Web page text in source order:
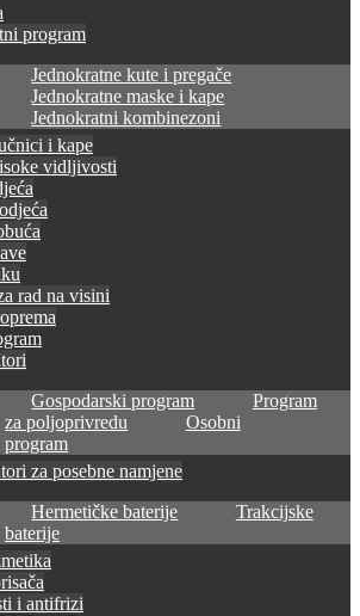
program
Jednokratne kute i pregače
Jednokratne maske i kape
Jednokratni kombinezoni
i kape
vidljivosti
rad na visini
Gospodarski program
Program
za poljoprivredu
Osobni
program
za posebne namjene
Hermetičke baterije
Trakcijske
baterije
i antifrizi